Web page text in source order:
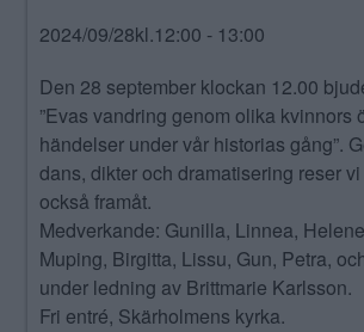
2024/09/28kl.12:00 - 13:00
Den 28 september klockan 12.00
”Evas vandring genom olika kvinnors
händelser under vår historias gång”.
dans, dikter och dramatisering reser
också framåt.
Medverkande: Gunilla, Linnea,
Muping, Birgitta, Lissu, Gun, Petra,
under ledning av Brittmarie Karlsson.
Fri entré, Skärholmens kyrka.